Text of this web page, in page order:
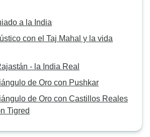
a la India
con el Taj Mahal y la vida
- la India Real
de Oro con Pushkar
de Oro con Castillos Reales
Tigred